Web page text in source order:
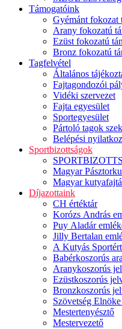
Támogatóink
Gyémánt fokozat
Arany fokozatú
Ezüst fokozatú
Bronz fokozatú
Tagfelvétel
Általános
Fajtagondozói
Vidéki szervezet
Fajta egyesület
Sportegyesület
Pártoló tagok
Belépési
Sportbizottságok
Magyar
Magyar
Díjazottaink
CH értéktár
Korózs András
Puy Aladár
Jilly Bertalan
A Kutyás
Babérkoszorús
Aranykoszorús
Ezüstkoszorús
Bronzkoszorús
Szövetség
Mestertenyésztő
Mestervezető